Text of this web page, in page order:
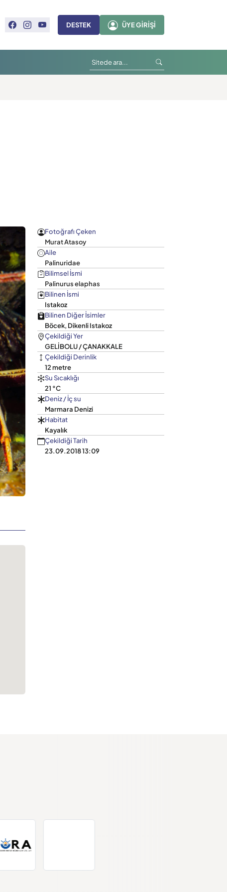
DESTEK ÜYE GIRIŞI
Fotoğrafı Çeken
Murat Atasoy
Aile
Palinuridae
Bilimsel İsmi
Palinurus elaphas
Bilinen İsmi
Istakoz
Bilinen Diğer İsimler
Böcek, Dikenli Istakoz
Çekildiği Yer
GELİBOLU / ÇANAKKALE
Çekildiği Derinlik
12 metre
Su Sıcaklığı
21 °C
Deniz / İç su
Marmara Denizi
Habitat
Kayalık
Çekildiği Tarih
23.09.2018 13:09